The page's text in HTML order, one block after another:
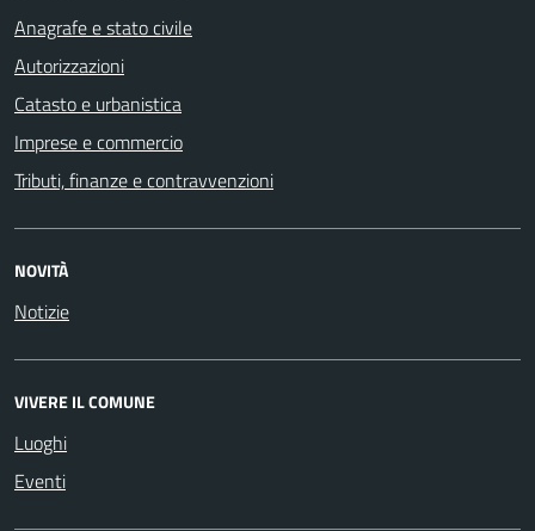
Anagrafe e stato civile
Autorizzazioni
Catasto e urbanistica
Imprese e commercio
Tributi, finanze e contravvenzioni
NOVITÀ
Notizie
VIVERE IL COMUNE
Luoghi
Eventi